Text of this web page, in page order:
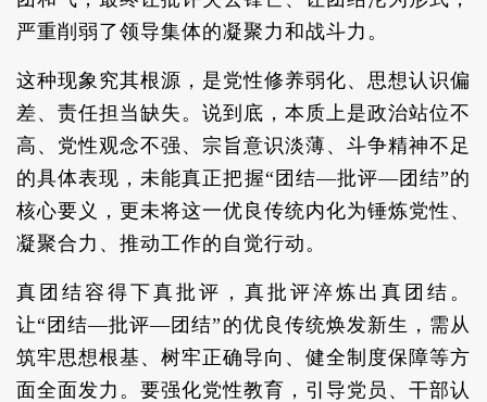
严重削弱了领导集体的凝聚力和战斗力。
这种现象究其根源，是党性修养弱化、思想认识偏
差、责任担当缺失。说到底，本质上是政治站位不
高、党性观念不强、宗旨意识淡薄、斗争精神不足
的具体表现，未能真正把握“团结—批评—团结”的
核心要义，更未将这一优良传统内化为锤炼党性、
凝聚合力、推动工作的自觉行动。
真团结容得下真批评，真批评淬炼出真团结。
让“团结—批评—团结”的优良传统焕发新生，需从
筑牢思想根基、树牢正确导向、健全制度保障等方
面全面发力。要强化党性教育，引导党员、干部认